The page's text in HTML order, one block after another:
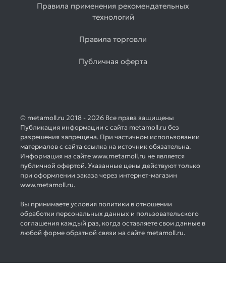
Правила применения рекомендательных
технологий
Правила торговли
Публичная оферта
© metamoll.ru 2018 - 2026 Все права защищены
Публикация информации с сайта metamoll.ru без
разрешения запрещена. При частичном использовании
материалов с сайта ссылка на источник обязательна.
Информация на сайте www.metamoll.ru не является
публичной офертой. Указанные цены действуют только
при оформлении заказа через интернет-магазин
www.metamoll.ru.
Вы принимаете условия политики в отношении
обработки персональных данных и пользовательского
соглашения каждый раз, когда оставляете свои данные в
любой форме обратной связи на сайте metamoll.ru.